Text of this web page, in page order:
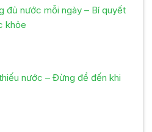
đủ nước mỗi ngày – Bí quyết
khỏe
nước – Đừng để đến khi